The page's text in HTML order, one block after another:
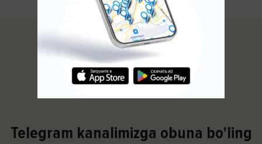
Avitsenna.uz
Telegram kanalimizga obuna bo'ling